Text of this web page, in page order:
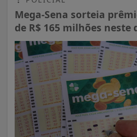
Mega-Sena sorteia
de R$ 165 milhões neste